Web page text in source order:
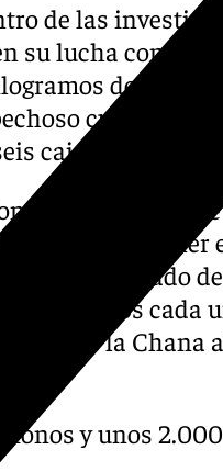
de las
su lucha contra la
de
cuyo
cajas y fue
informaba
tras detener
habrían tratado de
cien gramos cada
de la Chana
y unos